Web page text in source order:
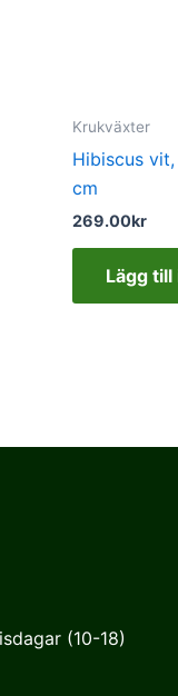
Krukväxter
Hibiscus
cm
269.00kr
Lägg
(10-18)